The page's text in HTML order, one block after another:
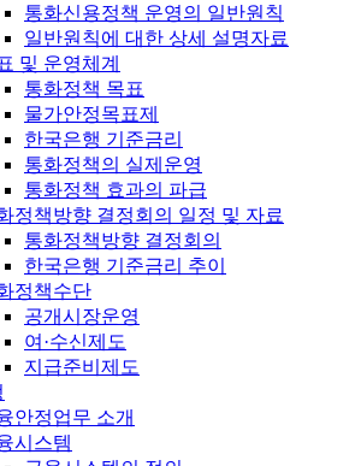
통화신용정책 운영의 일반원칙
일반원칙에 대한 상세 설명자료
및 운영체계
통화정책 목표
물가안정목표제
한국은행 기준금리
통화정책의 실제운영
통화정책 효과의 파급
정책방향 결정회의 일정 및 자료
통화정책방향 결정회의
한국은행 기준금리 추이
정책수단
공개시장운영
여·수신제도
지급준비제도
안정업무 소개
시스템